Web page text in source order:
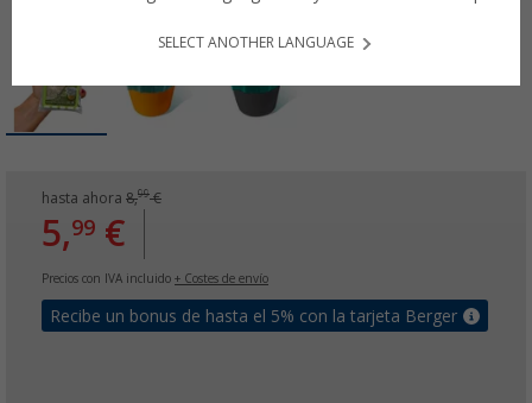
hasta ahora 8,99€
5,99 €
Precios con IVA incluido + Costes de envío
Recibe un bonus de hasta el 5% con la tarjeta Berger
SELECT ANOTHER LANGUAGE